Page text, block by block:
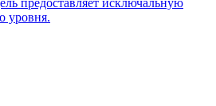
предоставляет исключальную
уровня.